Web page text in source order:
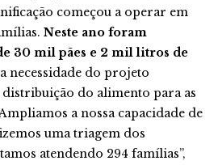
começou a operar em
Neste ano foram
30 mil pães e 2 mil litros de
necessidade do projeto
do alimento para as
a nossa capacidade de
uma triagem dos
atendendo 294 famílias”,